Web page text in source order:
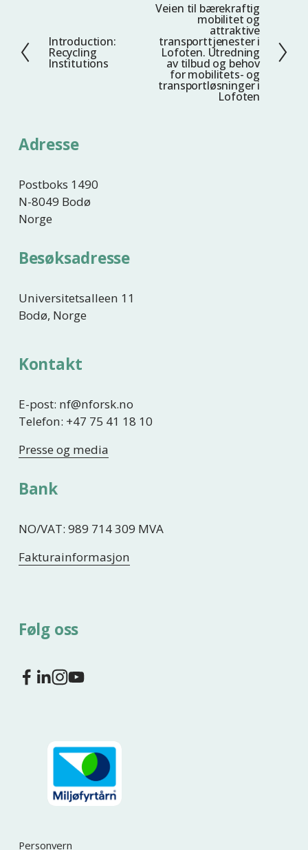
F
o
e
Introduction:
Recycling
Institutions
N
e
Veien til bærekraftig
mobilitet og
attraktive
transporttjenester i
Lofoten. Utredning
av tilbud og behov
for mobilitets- og
transportløsninger i
Lofoten
Adresse
Postboks 1490
N-8049 Bodø
Norge
Besøksadresse
Universitetsalleen 11
Bodø, Norge
Kontakt
E-post: nf@nforsk.no
Telefon: +47 75 41 18 10
Presse og media
Bank
NO/VAT: 989 714 309 MVA
Fakturainformasjon
Følg oss
Personvern